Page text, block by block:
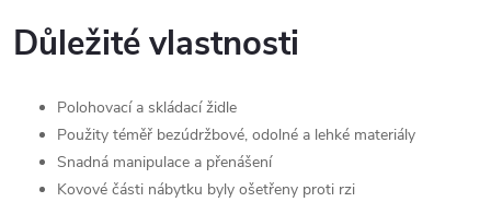
Důležité vlastnosti
Polohovací a skládací židle
Použity téměř bezúdržbové, odolné a lehké materiály
Snadná manipulace a přenášení
Kovové části nábytku byly ošetřeny proti rzi